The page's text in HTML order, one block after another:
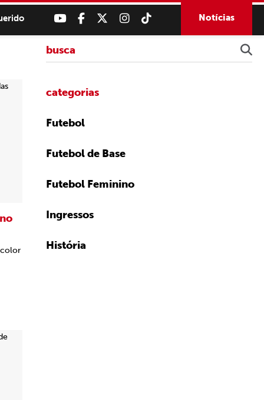
Notícias
categorias
Futebol
Futebol de Base
Futebol Feminino
Ingressos
História